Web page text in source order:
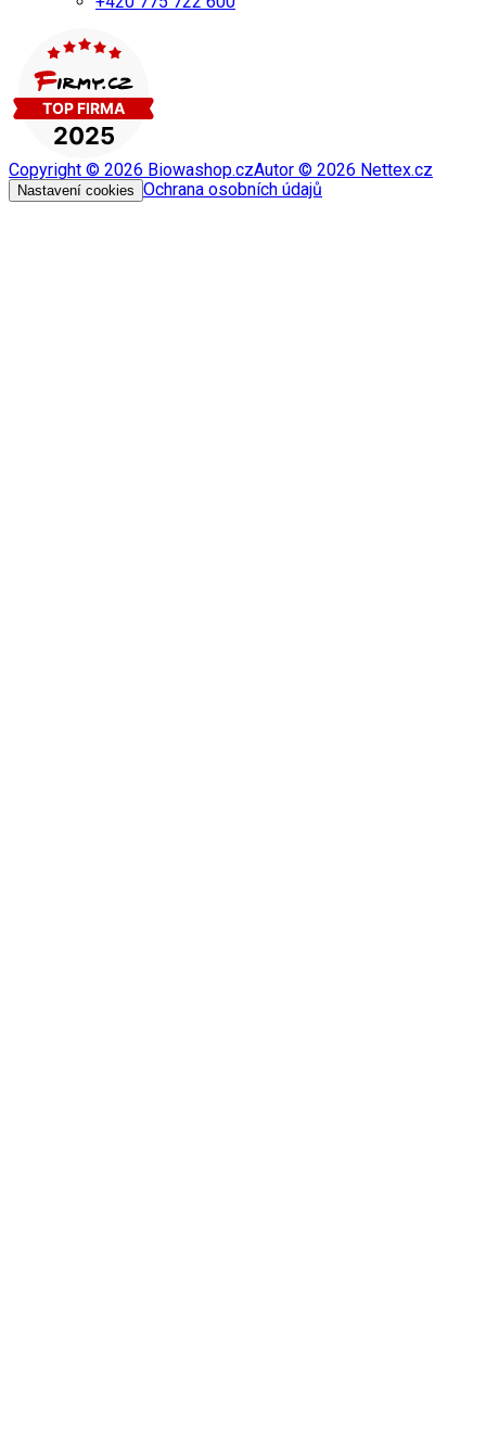
Copyright © 2026 Biowashop.czAutor © 2026 Nettex.cz
Nastavení cookies Ochrana osobních údajů